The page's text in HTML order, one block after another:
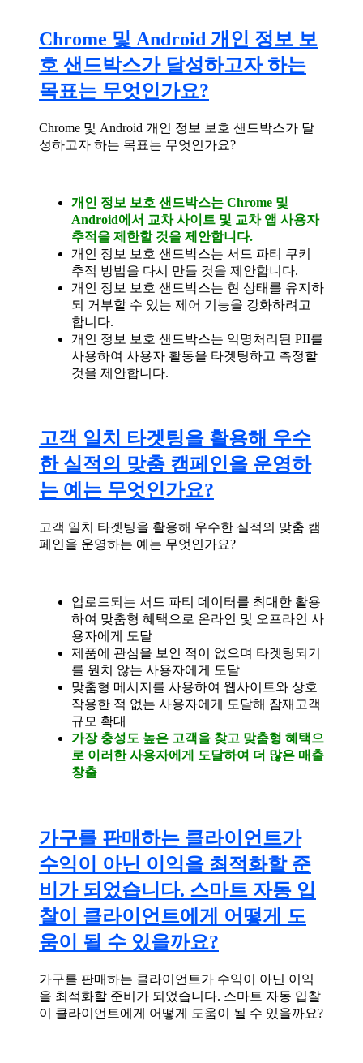
Chrome 및 Android 개인 정보 보
호 샌드박스가 달성하고자 하는
목표는 무엇인가요?
Chrome 및 Android 개인 정보 보호 샌드박스가 달
성하고자 하는 목표는 무엇인가요?
개인 정보 보호 샌드박스는 Chrome 및
Android에서 교차 사이트 및 교차 앱 사용자
추적을 제한할 것을 제안합니다.
개인 정보 보호 샌드박스는 서드 파티 쿠키
추적 방법을 다시 만들 것을 제안합니다.
개인 정보 보호 샌드박스는 현 상태를 유지하
되 거부할 수 있는 제어 기능을 강화하려고
합니다.
개인 정보 보호 샌드박스는 익명처리된 PII를
사용하여 사용자 활동을 타겟팅하고 측정할
것을 제안합니다.
고객 일치 타겟팅을 활용해 우수
한 실적의 맞춤 캠페인을 운영하
는 예는 무엇인가요?
고객 일치 타겟팅을 활용해 우수한 실적의 맞춤 캠
페인을 운영하는 예는 무엇인가요?
업로드되는 서드 파티 데이터를 최대한 활용
하여 맞춤형 혜택으로 온라인 및 오프라인 사
용자에게 도달
제품에 관심을 보인 적이 없으며 타겟팅되기
를 원치 않는 사용자에게 도달
맞춤형 메시지를 사용하여 웹사이트와 상호
작용한 적 없는 사용자에게 도달해 잠재고객
규모 확대
가장 충성도 높은 고객을 찾고 맞춤형 혜택으
로 이러한 사용자에게 도달하여 더 많은 매출
창출
가구를 판매하는 클라이언트가
수익이 아닌 이익을 최적화할 준
비가 되었습니다. 스마트 자동 입
찰이 클라이언트에게 어떻게 도
움이 될 수 있을까요?
가구를 판매하는 클라이언트가 수익이 아닌 이익
을 최적화할 준비가 되었습니다. 스마트 자동 입찰
이 클라이언트에게 어떻게 도움이 될 수 있을까요?